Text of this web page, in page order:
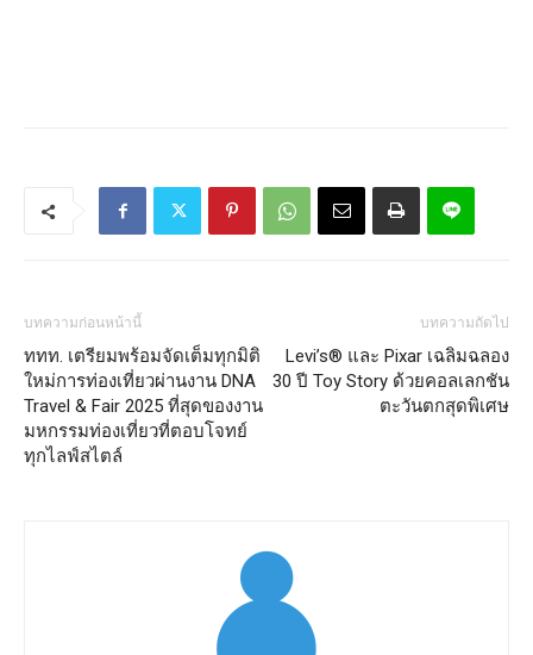
บทความก่อนหน้านี้
ททท. เตรียมพร้อมจัดเต็มทุกมิติ
ใหม่การท่องเที่ยวผ่านงาน DNA
Travel & Fair 2025 ที่สุดของงาน
มหกรรมท่องเที่ยวที่ตอบโจทย์
ทุกไลฟ์สไตล์
บทความถัดไป
Levi’s® และ Pixar เฉลิมฉลอง
30 ปี Toy Story ด้วยคอลเลกชัน
ตะวันตกสุดพิเศษ